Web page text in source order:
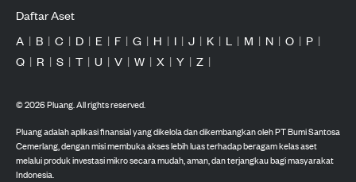
Daftar Aset
A | B | C | D | E | F | G | H | I | J | K | L | M | N | O | P |
Q | R | S | T | U | V | W | X | Y | Z |
©2026Pluang. All rights reserved.
Pluang adalah aplikasi finansial yang dikelola dan dikembangkan oleh PT Bumi Santosa
Cemerlang, dengan misi membuka akses lebih luas terhadap beragam kelas aset
melalui produk investasi mikro secara mudah, aman, dan terjangkau bagi masyarakat
Indonesia.